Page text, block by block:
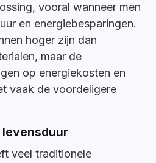
vooral wanneer men
en energiebesparingen.
hoger zijn dan
maar de
op energiekosten en
vaak de voordeligere
veel traditionele